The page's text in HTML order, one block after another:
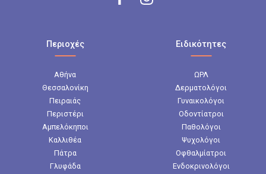
Περιοχές
Αθήνα
Θεσσαλονίκη
Πειραιάς
Περιστέρι
Αμπελόκηποι
Καλλιθέα
Πάτρα
Γλυφάδα
Ειδικότητες
ΩΡΛ
Δερματολόγοι
Γυναικολόγοι
Οδοντίατροι
Παθολόγοι
Ψυχολόγοι
Οφθαλμίατροι
Ενδοκρινολόγοι